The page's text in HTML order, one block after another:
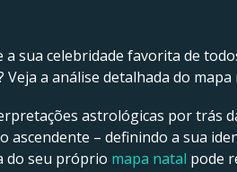
a sua celebridade favorita de
a análise detalhada do
astrológicas por trás
ascendente – definindo a sua
do seu próprio mapa natal pode